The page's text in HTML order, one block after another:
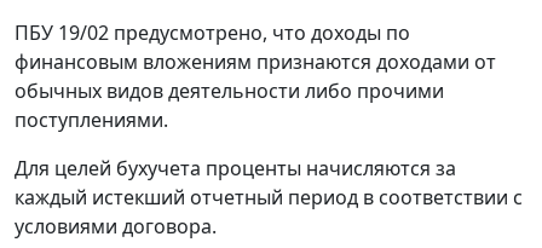
ПБУ 19/02 предусмотрено, что доходы по
финансовым вложениям признаются доходами от
обычных видов деятельности либо прочими
поступлениями.
Для целей бухучета проценты начисляются за
каждый истекший отчетный период в соответствии с
условиями договора.